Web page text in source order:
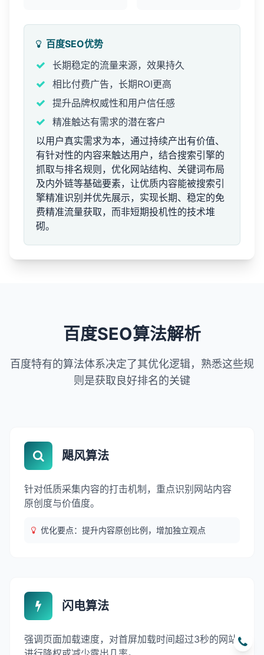
百度SEO优势
长期稳定的流量来源，效果持久
相比付费广告，长期ROI更高
提升品牌权威性和用户信任感
精准触达有需求的潜在客户
以用户真实需求为本，通过持续产出有价值、
有针对性的内容来触达用户，结合搜索引擎的
抓取与排名规则，优化网站结构、关键词布局
及内外链等基础要素，让优质内容能被搜索引
擎精准识别并优先展示，实现长期、稳定的免
费精准流量获取，而非短期投机性的技术堆
砌。
百度SEO算法解析
百度特有的算法体系决定了其优化逻辑，熟悉这些规
则是获取良好排名的关键
飓风算法
针对低质采集内容的打击机制，重点识别网站内容
原创度与价值度。
优化要点：提升内容原创比例，增加独立观点
闪电算法
强调页面加载速度，对首屏加载时间超过3秒的网站